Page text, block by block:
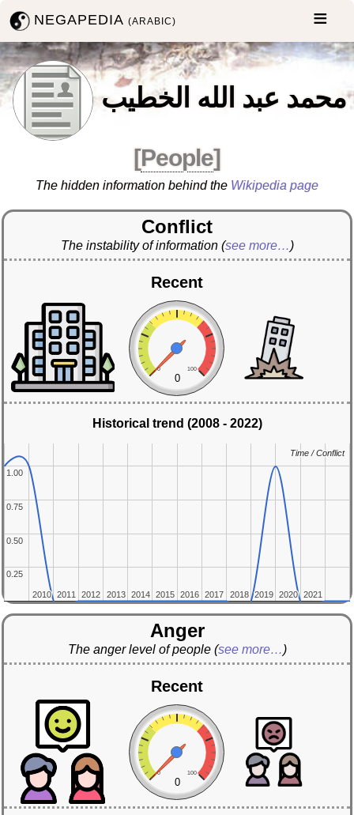
NEGAPEDIA(ARABIC)
محمد عبد الله الخطيب
[People]
The hidden information behind the Wikipedia page
Conflict
The instability of information (see more…)
Recent
0 100
0
Historical trend (2008 - 2022)
2010
2010 2012
2012 2014
2014 2016
2016 2018
2018 2020
2020
2011
2011 2013
2013 2015
2015 2017
2017 2019
2019 2021
2021
0.25
0.25
0.50
0.50
0.75
0.75
1.00
1.00
Time / Conflict
Time / Conflict
Anger
The anger level of people (see more…)
Recent
0 100
0